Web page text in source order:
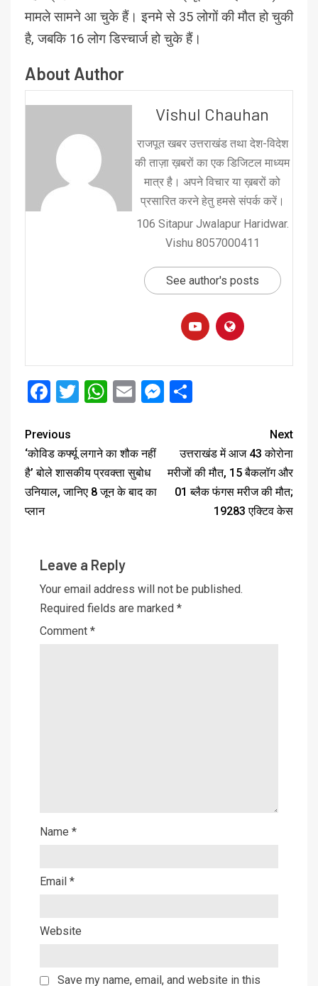
मामले सामने आ चुके हैं। इनमे से 35 लोगों की मौत हो चुकी
है, जबकि 16 लोग डिस्चार्ज हो चुके हैं।
About Author
Vishul Chauhan
राजपूत खबर उत्तराखंड तथा देश-विदेश
की ताज़ा ख़बरों का एक डिजिटल माध्यम
मात्र है। अपने विचार या ख़बरों को
प्रसारित करने हेतु हमसे संपर्क करें।
106 Sitapur Jwalapur Haridwar.
Vishu 8057000411
See author's posts
Facebook
Twitter
WhatsApp
EmailMessenger
Previous
‘कोविड कर्फ्यू लगाने का शौक नहीं
है’ बोले शासकीय प्रवक्ता सुबोध
उनियाल, जानिए 8 जून के बाद का
प्लान
Next
उत्तराखंड में आज 43 कोरोना
मरीजों की मौत, 15 बैकलॉग और
01 ब्लैक फंगस मरीज की मौत;
19283 एक्टिव केस
Leave a Reply
Your email address will not be published.
Required fields are marked *
Comment *
Name *
Email *
Website
Save my name, email, and website in this